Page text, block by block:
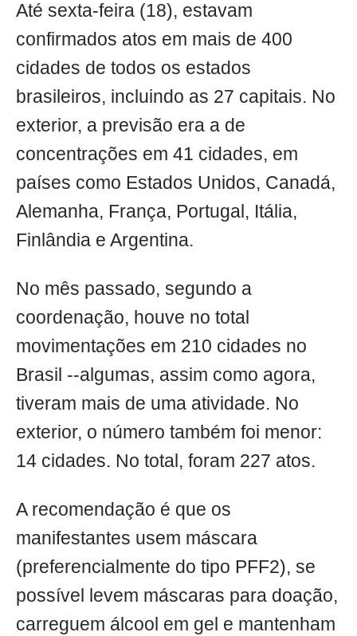
Até sexta-feira (18), estavam
confirmados atos em mais de 400
cidades de todos os estados
brasileiros, incluindo as 27 capitais. No
exterior, a previsão era a de
concentrações em 41 cidades, em
países como Estados Unidos, Canadá,
Alemanha, França, Portugal, Itália,
Finlândia e Argentina.
No mês passado, segundo a
coordenação, houve no total
movimentações em 210 cidades no
Brasil --algumas, assim como agora,
tiveram mais de uma atividade. No
exterior, o número também foi menor:
14 cidades. No total, foram 227 atos.
A recomendação é que os
manifestantes usem máscara
(preferencialmente do tipo PFF2), se
possível levem máscaras para doação,
carreguem álcool em gel e mantenham